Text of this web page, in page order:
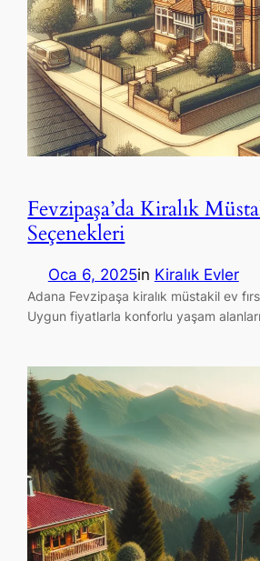
Fevzipaşa’da Kiralık
Seçenekleri
Oca 6, 2025in Kiralık Evler
Adana Fevzipaşa kiralık müstakil ev
Uygun fiyatlarla konforlu yaşam